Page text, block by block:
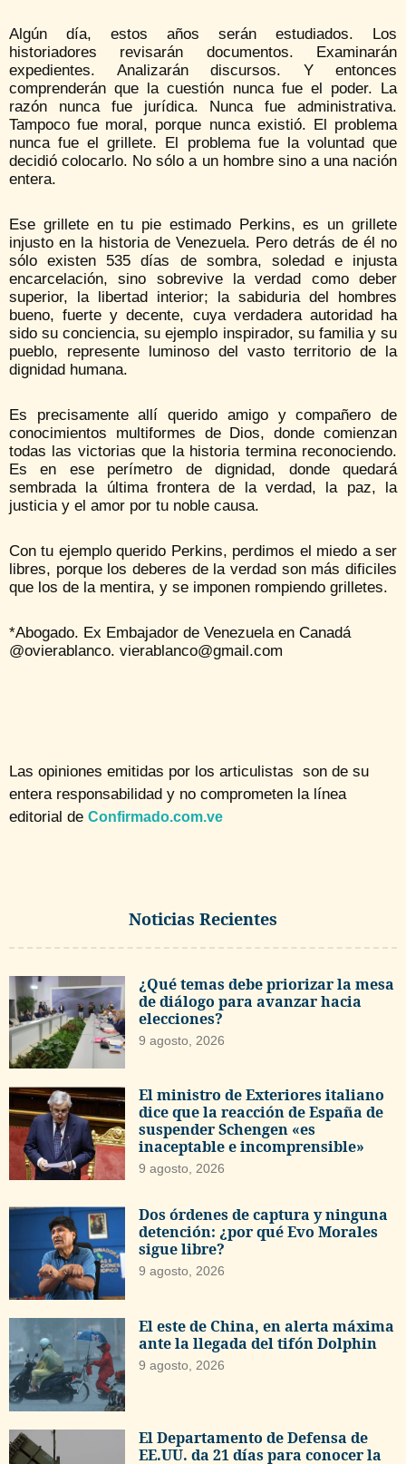
Noticias Recientes
¿Qué temas debe priorizar la mesa
de diálogo para avanzar hacia
elecciones?
9 agosto, 2026
El ministro de Exteriores italiano
dice que la reacción de España de
suspender Schengen «es
inaceptable e incomprensible»
9 agosto, 2026
Dos órdenes de captura y ninguna
detención: ¿por qué Evo Morales
sigue libre?
9 agosto, 2026
El este de China, en alerta máxima
ante la llegada del tifón Dolphin
9 agosto, 2026
El Departamento de Defensa de
EE.UU. da 21 días para conocer la
Algún día, estos años serán estudiados. Los
historiadores revisarán documentos. Examinarán
expedientes. Analizarán discursos. Y entonces
comprenderán que la cuestión nunca fue el poder. La
razón nunca fue jurídica. Nunca fue administrativa.
Tampoco fue moral, porque nunca existió. El problema
nunca fue el grillete. El problema fue la voluntad que
decidió colocarlo. No sólo a un hombre sino a una nación
entera.
Ese grillete en tu pie estimado Perkins, es un grillete
injusto en la historia de Venezuela. Pero detrás de él no
sólo existen 535 días de sombra, soledad e injusta
encarcelación, sino sobrevive la verdad como deber
superior, la libertad interior; la sabiduria del hombres
bueno, fuerte y decente, cuya verdadera autoridad ha
sido su conciencia, su ejemplo inspirador, su familia y su
pueblo, represente luminoso del vasto territorio de la
dignidad humana.
Es precisamente allí querido amigo y compañero de
conocimientos multiformes de Dios, donde comienzan
todas las victorias que la historia termina reconociendo.
Es en ese perímetro de dignidad, donde quedará
sembrada la última frontera de la verdad, la paz, la
justicia y el amor por tu noble causa.
Con tu ejemplo querido Perkins, perdimos el miedo a ser
libres, porque los deberes de la verdad son más dificiles
que los de la mentira, y se imponen rompiendo grilletes.
*Abogado. Ex Embajador de Venezuela en Canadá
@ovierablanco. vierablanco@gmail.com
Las opiniones emitidas por los articulistas son de su
entera responsabilidad y no comprometen la línea
editorial de Confirmado.com.ve